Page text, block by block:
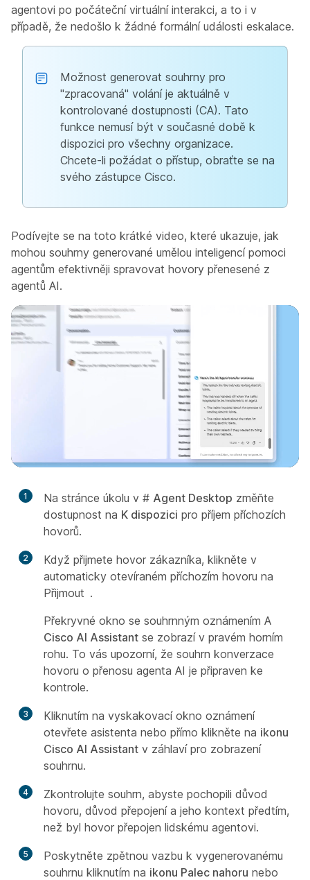
agentovi po počáteční virtuální interakci, a to i v
případě, že nedošlo k žádné formální události eskalace.
Možnost generovat souhrny pro
"zpracovaná" volání je aktuálně v
kontrolované dostupnosti (CA). Tato
funkce nemusí být v současné době k
dispozici pro všechny organizace.
Chcete-li požádat o přístup, obraťte se na
svého zástupce Cisco.
Podívejte se na toto krátké video, které ukazuje, jak
mohou souhrny generované umělou inteligencí pomoci
agentům efektivněji spravovat hovory přenesené z
agentů AI.
1 Na stránce úkolu v # Agent Desktop změňte
dostupnost na K dispozici pro příjem příchozích
hovorů.
2
Když přijmete hovor zákazníka, klikněte v
automaticky otevíraném příchozím hovoru na
Přijmout .
Překryvné okno se souhrnným oznámením A
Cisco AI Assistant se zobrazí v pravém horním
rohu. To vás upozorní, že souhrn konverzace
hovoru o přenosu agenta AI je připraven ke
kontrole.
3
Kliknutím na vyskakovací okno oznámení
otevřete asistenta nebo přímo klikněte na ikonu
Cisco AI Assistant v záhlaví pro zobrazení
souhrnu.
4
Zkontrolujte souhrn, abyste pochopili důvod
hovoru, důvod přepojení a jeho kontext předtím,
než byl hovor přepojen lidskému agentovi.
5
Poskytněte zpětnou vazbu k vygenerovanému
souhrnu kliknutím na ikonu Palec nahoru nebo